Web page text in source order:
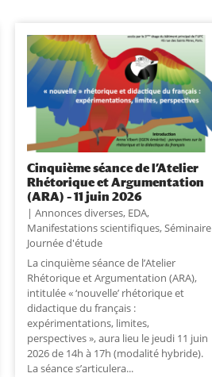
Cinquième séance de l’Atelier
Rhétorique et Argumentation
(ARA) – 11 juin 2026
Annonces diverses, EDA,
Manifestations scientifiques,Séminaire
Journée d'étude
La cinquième séance de l’Atelier
Rhétorique et Argumentation (ARA),
intitulée « ‘nouvelle’ rhétorique et
didactique du français :
expérimentations, limites,
perspectives », aura lieu le jeudi 11 juin
2026 de 14h à 17h (modalité hybride).
La séance s’articulera...